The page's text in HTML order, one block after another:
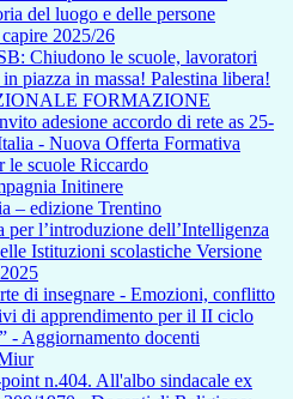
del luogo e delle persone
2025/26
Chiudono le scuole, lavoratori
piazza in massa! Palestina libera!
FORMAZIONE
adesione accordo di rete as 25-
- Nuova Offerta Formativa
le scuole Riccardo
Initinere
– edizione Trentino
per l’introduzione dell’Intelligenza
Istituzioni scolastiche Versione
di insegnare - Emozioni, conflitto
di apprendimento per il II ciclo
- Aggiornamento docenti
n.404. All'albo sindacale ex